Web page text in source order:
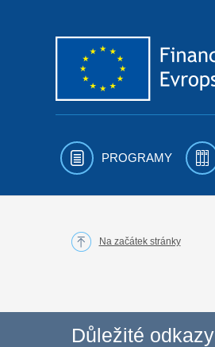
PROGRAMY
Na začátek stránky
Důležité odkazy